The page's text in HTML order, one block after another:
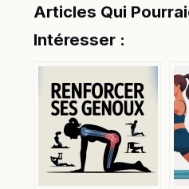
Articles Qui
Intéresser :